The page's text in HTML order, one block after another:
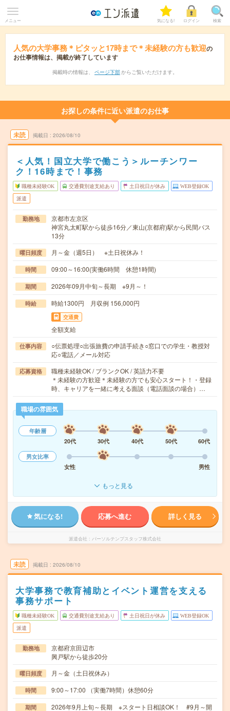
メニュー 気になる! ログイン 検索
人気の大学事務＊ピタッと17時まで＊未経験の方も歓迎の
お仕事情報は、掲載が終了しています
掲載時の情報は、 ページ下部 からご覧いただけます。
お探しの条件に近い派遣のお仕事
未読 掲載日 2026/08/10
＜人気！国立大学で働こう＞ルーチンワー
ク！16時まで！事務
職種未経験OK 交通費別途支給あり 土日祝日が休み WEB登録OK
派遣
勤務地
京都市左京区
神宮丸太町駅から徒歩16分／東山(京都府)駅から民間バス
13分
曜日頻度 月～金（週5日） ※土日祝休み！
時間 09:00～16:00(実働6時間 休憩1時間)
期間 2026年09月中旬～長期 ※9月～！
時給 時給1300円 月収例 156,000円
交通費
全額支給
仕事内容
○伝票処理○出張旅費の申請手続き○窓口での学生・教授対
応○電話／メール対応
応募資格
職種未経験OK / ブランクOK / 英語力不要
＊未経験の方歓迎＊未経験の方でも安心スタート！・登録
時、キャリアを一緒に考える面談（電話面談の場合）…
職場の雰囲気
年齢層
20代
30代 40代 50代
60代
男女比率
女性
男性
もっと見る
気になる! 応募へ進む 詳しく見る
派遣会社 パーソルテンプスタッフ株式会社
未読 掲載日 2026/08/10
大学事務で教育補助とイベント運営を支える
事務サポート
職種未経験OK 交通費別途支給あり 土日祝日が休み WEB登録OK
派遣
勤務地
京都府京田辺市
興戸駅から徒歩20分
曜日頻度 月～金（土日祝休み）
時間 9:00～17:00 （実働7時間）休憩60分
期間
2026年9月上旬～長期 ※スタート日相談OK！ #9月～開